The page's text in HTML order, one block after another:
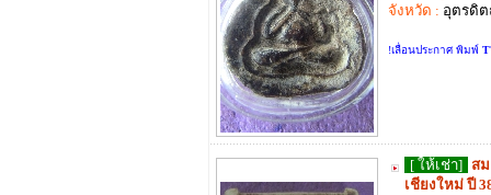
จังหวัด : อุตรดิ
!เลื่อนประกาศ พิมพ์
[ ให้เช่า] สม
เชียงใหม่ ปี